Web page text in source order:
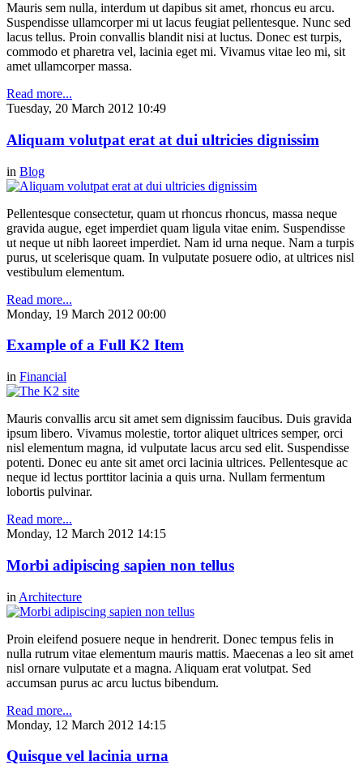
Mauris sem nulla, interdum ut dapibus sit amet, rhoncus eu arcu.
Suspendisse ullamcorper mi ut lacus feugiat pellentesque. Nunc sed
lacus tellus. Proin convallis blandit nisi at luctus. Donec est turpis,
commodo et pharetra vel, lacinia eget mi. Vivamus vitae leo mi, sit
amet ullamcorper massa.
Read more...
Tuesday, 20 March 2012 10:49
Aliquam volutpat erat at dui ultricies dignissim
in Blog
Pellentesque consectetur, quam ut rhoncus rhoncus, massa neque
gravida augue, eget imperdiet quam ligula vitae enim. Suspendisse
ut neque ut nibh laoreet imperdiet. Nam id urna neque. Nam a turpis
purus, ut scelerisque quam. In vulputate posuere odio, at ultrices nisl
vestibulum elementum.
Read more...
Monday, 19 March 2012 00:00
Example of a Full K2 Item
in Financial
Mauris convallis arcu sit amet sem dignissim faucibus. Duis gravida
ipsum libero. Vivamus molestie, tortor aliquet ultrices semper, orci
nisl elementum magna, id vulputate lacus arcu sed elit. Suspendisse
potenti. Donec eu ante sit amet orci lacinia ultrices. Pellentesque ac
neque id lectus porttitor lacinia a quis urna. Nullam fermentum
lobortis pulvinar.
Read more...
Monday, 12 March 2012 14:15
Morbi adipiscing sapien non tellus
in Architecture
Proin eleifend posuere neque in hendrerit. Donec tempus felis in
nulla rutrum vitae elementum mauris mattis. Maecenas a leo sit amet
nisl ornare vulputate et a magna. Aliquam erat volutpat. Sed
accumsan purus ac arcu luctus bibendum.
Read more...
Monday, 12 March 2012 14:15
Quisque vel lacinia urna